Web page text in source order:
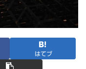
はてブ